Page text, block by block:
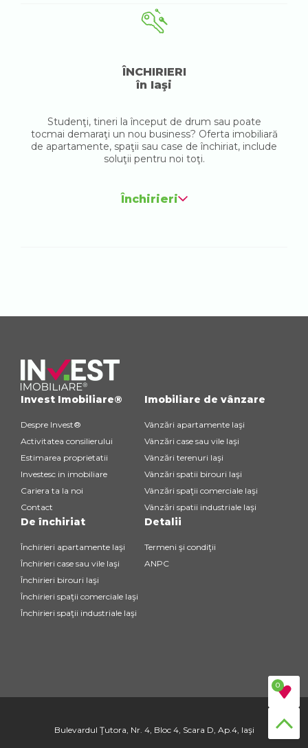
0
ÎNCHIRIERI
în Iaşi
Studenţi, tineri la început de drum sau poate
tocmai demaraţi un nou business? Oferta imobiliară
de apartamente, spaţii sau case de închiriat, include
soluţii pentru noi toţi.
Închirieri
Invest Imobiliare®
Despre Invest®
Activitatea consilierului
Estimarea proprietatii
Investesc in imobiliare
Cariera ta la noi
Contact
Imobiliare de vânzare
Vânzări apartamente Iaşi
Vânzări case sau vile Iaşi
Vânzări terenuri Iaşi
Vânzări spatii birouri Iaşi
Vânzări spaţii comerciale Iaşi
Vânzări spatii industriale Iaşi
De închiriat
Închirieri apartamente Iaşi
Închirieri case sau vile Iaşi
Închirieri birouri Iaşi
Închirieri spaţii comerciale Iaşi
Închirieri spaţii industriale Iaşi
Detalii
Termeni şi condiţii
ANPC
Bulevardul Ţutora, Nr. 4, Bloc 4, Scara D, Ap.4, Iaşi